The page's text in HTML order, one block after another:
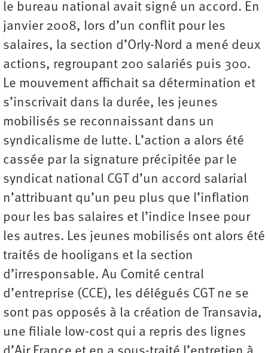
le bureau national avait signé un accord. En
janvier 2008, lors d’un conflit pour les
salaires, la section d’Orly-Nord a mené deux
actions, regroupant 200 salariés puis 300.
Le mouvement affichait sa détermination et
s’inscrivait dans la durée, les jeunes
mobilisés se reconnaissant dans un
syndicalisme de lutte. L’action a alors été
cassée par la signature précipitée par le
syndicat national CGT d’un accord salarial
n’attribuant qu’un peu plus que l’inflation
pour les bas salaires et l’indice Insee pour
les autres. Les jeunes mobilisés ont alors été
traités de hooligans et la section
d’irresponsable. Au Comité central
d’entreprise (CCE), les délégués CGT ne se
sont pas opposés à la création de Transavia,
une filiale low-cost qui a repris des lignes